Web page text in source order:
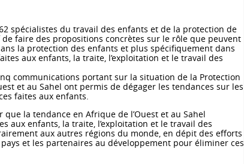
spécialistes du travail des enfants et de la protection de
faire des propositions concrètes sur le rôle que peuvent
la protection des enfants et plus spécifiquement dans
aux enfants, la traite, l’exploitation et le travail des
communications portant sur la situation de la Protection
et au Sahel ont permis de dégager les tendances sur les
faites aux enfants.
la tendance en Afrique de l’Ouest et au Sahel
aux enfants, la traite, l’exploitation et le travail des
aux autres régions du monde, en dépit des efforts
et les partenaires au développement pour éliminer ces